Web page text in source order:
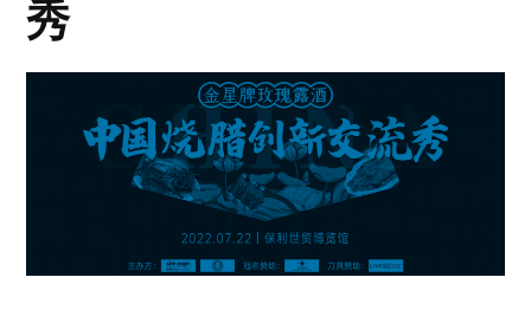
秀